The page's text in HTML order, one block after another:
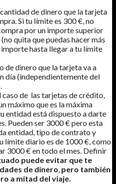
cantidad de dinero que la tarjeta
Si tu límite es 300 €, no
por un importe superior
quita que puedas hacer más
importe hasta llegar a tu límite
de dinero que la tarjeta va a
día (independientemente del
caso de las tarjetas de crédito,
máximo que es la máxima
entidad está dispuesto a darte
Pueden ser 3000 € pero esta
entidad, tipo de contrato y
límite diario es de 1000 €, como
3000 € en todo el mes. Definir
puede evitar que te
de dinero, pero también
a mitad del viaje.